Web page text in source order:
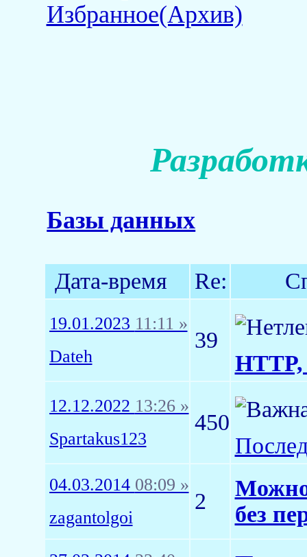
Избранное(Архив)
Базы данных
Дата-время Re:
19.01.2023 11:11 »
Dateh
39
HTTP,
12.12.2022 13:26 »
Spartakus123
450
04.03.2014 08:09 »
zagantolgoi
2
Можно
без